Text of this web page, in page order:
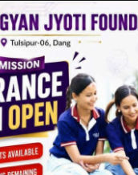
सुरक्षाका लागि
निर्माण
१५:०७ २३ जेष्ठ २०८३,
दोर्ण के.सी.
तुलसीपुर उपमहानगरपालिका राजनीति